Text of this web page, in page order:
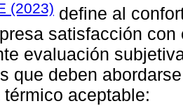
(2023) define al
satisfacción
evaluación
que deben
térmico aceptable: